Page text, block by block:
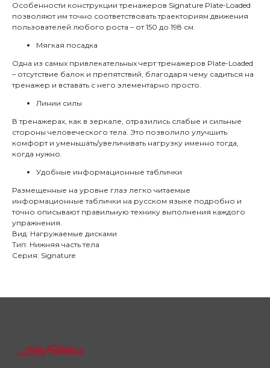
Особенности конструкции тренажеров Signature Plate-Loaded
позволяют им точно соответствовать траекториям движения
пользователей любого роста – от 150 до 198 см.
Мягкая посадка
Одна из самых привлекательных черт тренажеров Plate-Loaded
– отсутствие балок и препятствий, благодаря чему садиться на
тренажер и вставать с него элементарно просто.
Линии силы
В тренажерах, как в зеркале, отразились слабые и сильные
стороны человеческого тела. Это позволило улучшить
комфорт и уменьшать/увеличивать нагрузку именно тогда,
когда нужно.
Удобные информационные таблички
Размещенные на уровне глаз легко читаемые
информационные таблички на русском языке подробно и
точно описывают правильную технику выполнения каждого
упражнения.
Вид: Нагружаемые дисками
Тип: Нижняя часть тела
Серия: Signature